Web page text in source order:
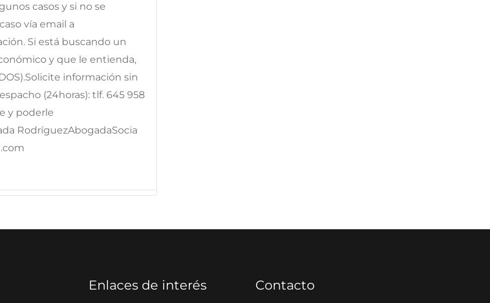
casos y si no se
vía email a
Si está buscando un
y que le entienda,
información sin
(24horas): tlf. 645 958
y poderle
RodríguezAbogadaSocia
Enlaces de interés Contacto